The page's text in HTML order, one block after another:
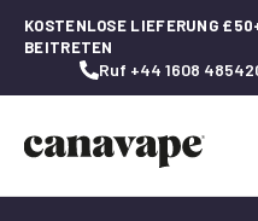
KOSTENLOSE LIEFERUNG
BEITRETEN
Ruf +44 1608